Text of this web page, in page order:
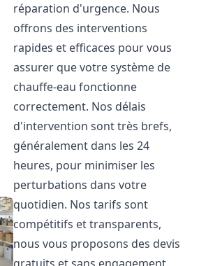
réparation d'urgence. Nous
offrons des interventions
rapides et efficaces pour vous
assurer que votre système de
chauffe-eau fonctionne
correctement. Nos délais
d'intervention sont très brefs,
généralement dans les 24
heures, pour minimiser les
perturbations dans votre
quotidien. Nos tarifs sont
compétitifs et transparents,
nous vous proposons des devis